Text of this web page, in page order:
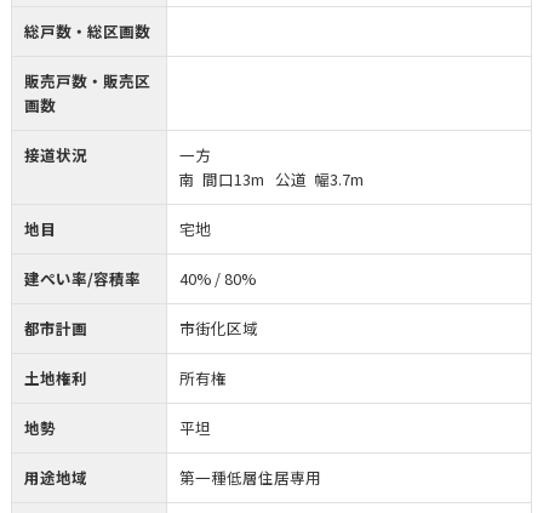
総戸数・総区画数
販売戸数・販売区
画数
接道状況
一方
南 間口13m 公道 幅3.7m
地目 宅地
建ぺい率/容積率 40% / 80%
都市計画 市街化区域
土地権利 所有権
地勢 平坦
用途地域 第一種低層住居専用